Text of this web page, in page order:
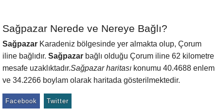
Sağpazar Nerede ve Nereye Bağlı?
Sağpazar Karadeniz bölgesinde yer almakta olup, Çorum
iline bağlıdır. Sağpazar bağlı olduğu Çorum iline 62 kilometre
mesafe uzaklıktadır.Sağpazar haritası konumu 40.4688 enlem
ve 34.2266 boylam olarak haritada gösterilmektedir.
Facebook Twitter